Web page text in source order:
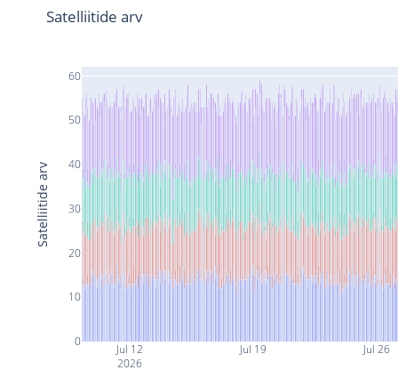
Jul 12
2026
Jul 19 Jul 26
0
10
20
30
40
50
60
Satelliitide arv
Satelliitide arv